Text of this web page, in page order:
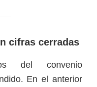
cifras cerradas
del convenio
En el anterior